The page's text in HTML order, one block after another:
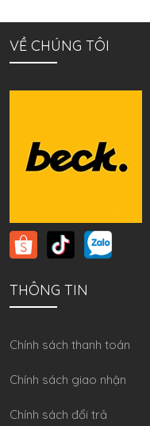
VỀ CHÚNG TÔI
THÔNG TIN
Chính sách thanh toán
Chính sách giao nhận
Chính sách đổi trả